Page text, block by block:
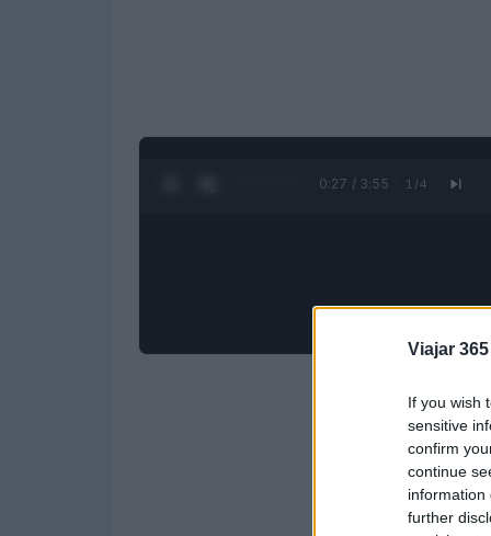
Viajar 365
If you wish
sensitive
confirm
continue
information
further
0:28 / 3:55 1 /4